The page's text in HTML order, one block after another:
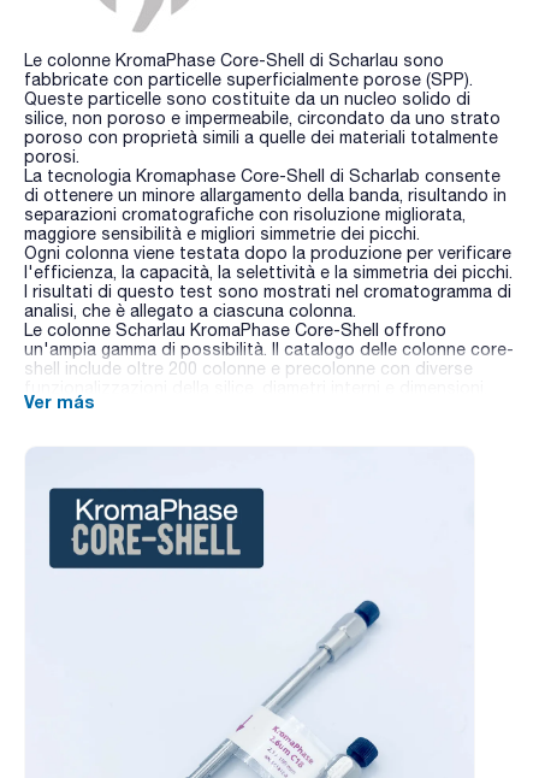
Le colonne KromaPhase Core-Shell di Scharlau sono
fabbricate con particelle superficialmente porose (SPP).
Queste particelle sono costituite da un nucleo solido di
silice, non poroso e impermeabile, circondato da uno strato
poroso con proprietà simili a quelle dei materiali totalmente
porosi.
La tecnologia Kromaphase Core-Shell di Scharlab consente
di ottenere un minore allargamento della banda, risultando in
separazioni cromatografiche con risoluzione migliorata,
maggiore sensibilità e migliori simmetrie dei picchi.
Ogni colonna viene testata dopo la produzione per verificare
l'efficienza, la capacità, la selettività e la simmetria dei picchi.
I risultati di questo test sono mostrati nel cromatogramma di
analisi, che è allegato a ciascuna colonna.
Le colonne Scharlau KromaPhase Core-Shell offrono
un'ampia gamma di possibilità. Il catalogo delle colonne core-
shell include oltre 200 colonne e precolonne con diverse
Ver más